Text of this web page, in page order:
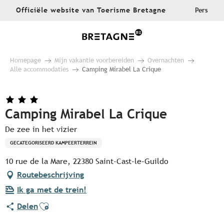
AllerOfficiële website van Toerisme Bretagne Pers
Homepage Mijn vakantie voorbereiden
Overnachten
Alle accommodaties
Camping Mirabel La Crique
Camping Mirabel La Crique
De zee in het vizier
GECATEGORISEERD KAMPEERTERREIN
10 rue de la Mare, 22380 Saint-Cast-le-Guildo
Routebeschrijving
Ik ga met de trein!
DelenAjouter aux favoris